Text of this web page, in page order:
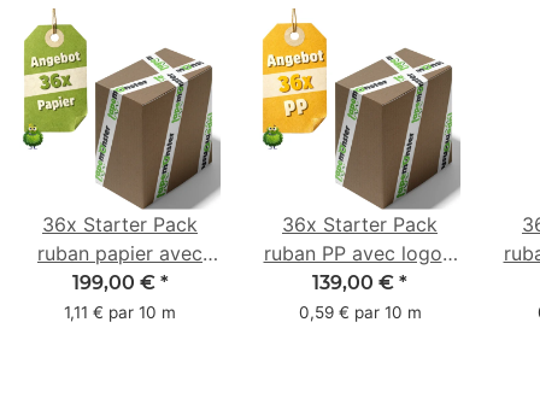
36x Starter Pack
ruban papier avec
logo - 1 couleur - 50
mm x 50 m -
199,00 € *
1,11 € par 10 m
36x Starter Pack
ruban PP avec logo -
1 couleur - 48 mm x
66 m
139,00 € *
0,59 € par 10 m